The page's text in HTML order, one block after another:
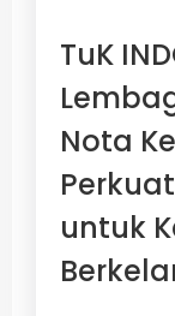
TuK
Nota
untuk